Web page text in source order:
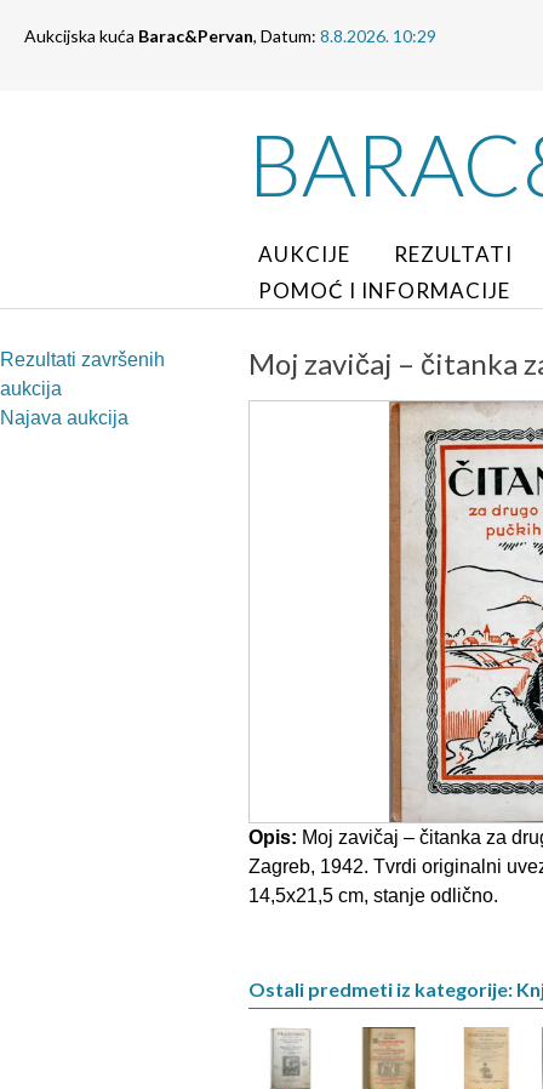
Aukcijska kuća Barac&Pervan, Datum: 8.8.2026. 10:29
AUKCIJE
REZULTATI
POMOĆ I INFORMACIJE
Rezultati završenih
aukcija
Najava aukcija
Moj zavičaj – čitanka
Opis: Moj zavičaj – čitanka za
Zagreb, 1942. Tvrdi originalni
14,5x21,5 cm, stanje odlično.
Ostali predmeti iz kategorije: